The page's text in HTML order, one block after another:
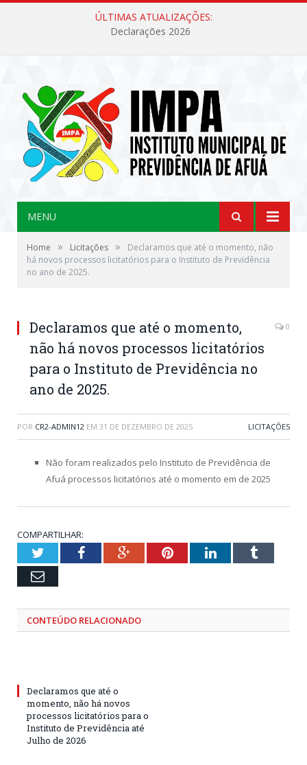
ÚLTIMAS ATUALIZAÇÕES:
Declarações 2026
MENU
Home » Licitações »
Declaramos que até o momento, não
há novos processos licitatórios para o Instituto de Previdência
no ano de 2025.
Declaramos que até o momento,
não há novos processos licitatórios
para o Instituto de Previdência no
ano de 2025.
0
POR CR2-ADMIN12 EM 31 DE DEZEMBRO DE 2025 LICITAÇÕES
Não foram realizados pelo Instituto de Previdência de
Afuá processos licitatórios até o momento em de 2025
COMPARTILHAR:
TwitterFacebookGoogle+PinterestLinkedInTumblr
Email
CONTEÚDO RELACIONADO
Declaramos que até o
momento, não há novos
processos licitatórios para o
Instituto de Previdência até
Julho de 2026